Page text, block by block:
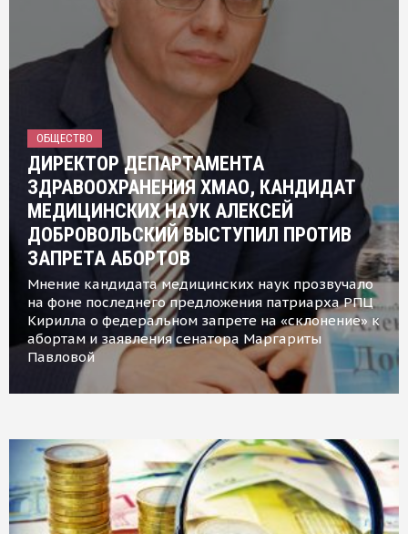
ОБЩЕСТВО
ДИРЕКТОР ДЕПАРТАМЕНТА
ЗДРАВООХРАНЕНИЯ ХМАО, КАНДИДАТ
МЕДИЦИНСКИХ НАУК АЛЕКСЕЙ
ДОБРОВОЛЬСКИЙ ВЫСТУПИЛ ПРОТИВ
ЗАПРЕТА АБОРТОВ
Мнение кандидата медицинских наук прозвучало
на фоне последнего предложения патриарха РПЦ
Кирилла о федеральном запрете на «склонение» к
абортам и заявления сенатора Маргариты
Павловой